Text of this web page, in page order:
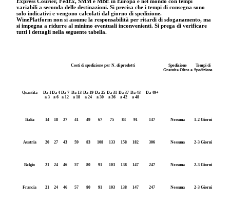
variabili a seconda delle destinazioni. Si precisa che i tempi di consegna sono
solo indicativi e vengono calcolati dal giorno di spedizione.
WinePlatform non si assume la responsabilità per ritardi di sdoganamento, ma
si impegna a ridurre al minimo eventuali inconvenienti. Si prega di verificare
tutti i dettagli nella seguente tabella.
Costi di spedizione per N. di prodotti
Spedizione
Gratuita Oltre a
Tempi di
Spedizione
Quantità
Da 1
a 3
Da 4
a 6
Da 7
a 12
Da 13
a 18
Da 19
a 24
Da 25
a 30
Da 31
a 36
Da 37
a 42
Da 43
a 48
Da 49+
Italia 14 18 27 41 49 67 75 83 91 147 Nessuna 1-2 Giorni
Austria 20 27 43 59 83 108 133 158 182 306 Nessuna 2-3 Giorni
Belgio 21 24 46 57 80 91 103 138 147 247 Nessuna 2-3 Giorni
Francia 21 24 46 57 80 91 103 138 147 247 Nessuna 2-3 Giorni